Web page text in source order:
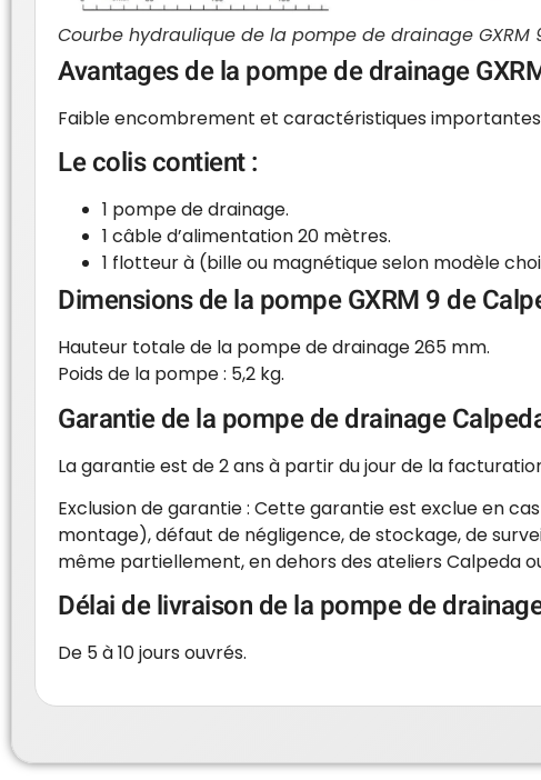
Courbe hydraulique de la pompe de drainage GXRM
Avantages de la pompe de drainage
Faible encombrement et caractéristiques
Le colis contient :
1 pompe de drainage.
1 câble d’alimentation 20 mètres.
1 flotteur à (bille ou magnétique selon modèle
Dimensions de la pompe GXRM 9 de
Hauteur totale de la pompe de drainage 265 mm.
Poids de la pompe : 5,2 kg.
Garantie de la pompe de drainage
La garantie est de 2 ans à partir du jour de la
Exclusion de garantie : Cette garantie est exclue en
montage), défaut de négligence, de stockage, de
même partiellement, en dehors des ateliers Calpeda
Délai de livraison de la pompe de
De 5 à 10 jours ouvrés.